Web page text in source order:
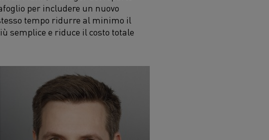
per includere un nuovo
tempo ridurre al minimo il
semplice e riduce il costo totale